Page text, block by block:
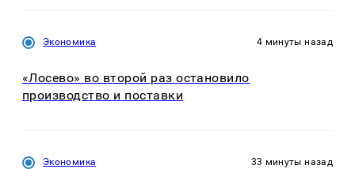
Экономика 4 минуты назад
«Лосево» во второй раз остановило
производство и поставки
Экономика 33 минуты назад